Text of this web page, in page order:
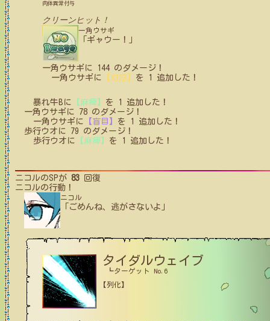
肉体異常付与
クリーンヒット！
一角ウサギ
「ギャウー！」
一角ウサギ に 144のダメージ！
一角ウサギ に 【幻惑】 を 1 追加した！
暴れ牛B に 【麻痺】 を 1
追加した！
一角ウサギ に 78 のダメージ！
一角ウサギ に 【盲目】 を 1
追加した！
歩行ウオ に 79 のダメージ！
歩行ウオ に 【麻痺】 を 1 追加した！
ニコルのSPが 83 回復
ニコルの行動！
ニコル
「ごめんね、逃がさないよ」
タイダルウェイブ
┗ターゲット No.6
【列化】